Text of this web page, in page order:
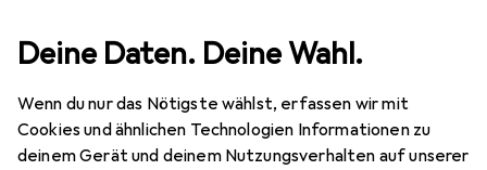
Deine Daten. Deine Wahl.
Wenn du nur das Nötigste wählst, erfassen wir mit
Cookies und ähnlichen Technologien Informationen zu
deinem Gerät und deinem Nutzungsverhalten auf unserer
Wanddekoration Bilderrahmen Deknudt S44CH3
3 Bilder